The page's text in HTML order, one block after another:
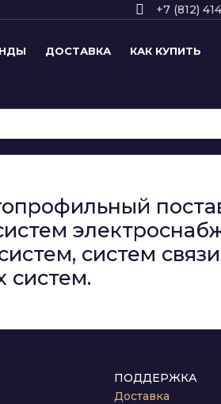
+7 (812)
ДОСТАВКА КАК КУПИТЬ
систем
систем.
ПОДДЕРЖКА
Доставка